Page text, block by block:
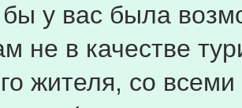
у вас была
не в качестве
жителя, со всеми